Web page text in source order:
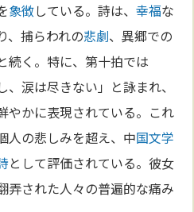
象徴している。詩は、幸福な
、捕らわれの悲劇、異郷での
続く。特に、第十拍では
、涙は尽きない」と詠まれ、
やかに表現されている。これ
人の悲しみを超え、中国文学
として評価されている。彼女
弄された人々の普遍的な痛み